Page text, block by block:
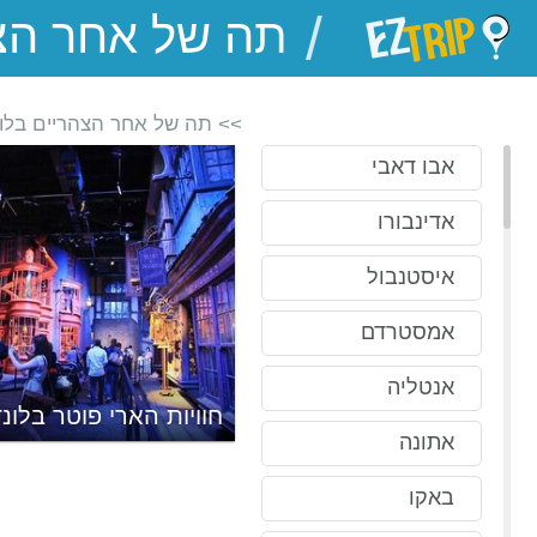
EZTrip
/
אבו דאבי
אדינבורו
איסטנבול
אמסטרדם
אנטליה
אתונה
באקו
>> תה של אחר הצהריים
חוויות הארי פוטר